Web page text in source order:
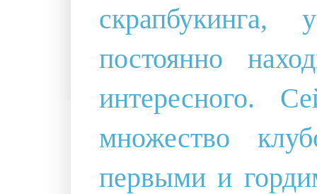
постоянно
интересного.
множество
первыми и